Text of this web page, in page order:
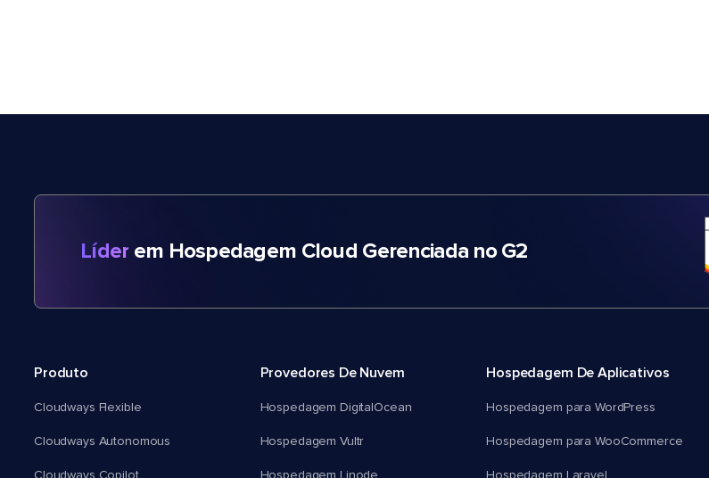
Líder em Hospedagem Cloud Gerenciada no G2
Produto
Cloudways Flexible
Cloudways Autonomous
Cloudways Copilot
Provedores De Nuvem
Hospedagem DigitalOcean
Hospedagem Vultr
Hospedagem Linode
Hospedagem De Aplicativos
Hospedagem para WordPress
Hospedagem para WooCommerce
Hospedagem Laravel